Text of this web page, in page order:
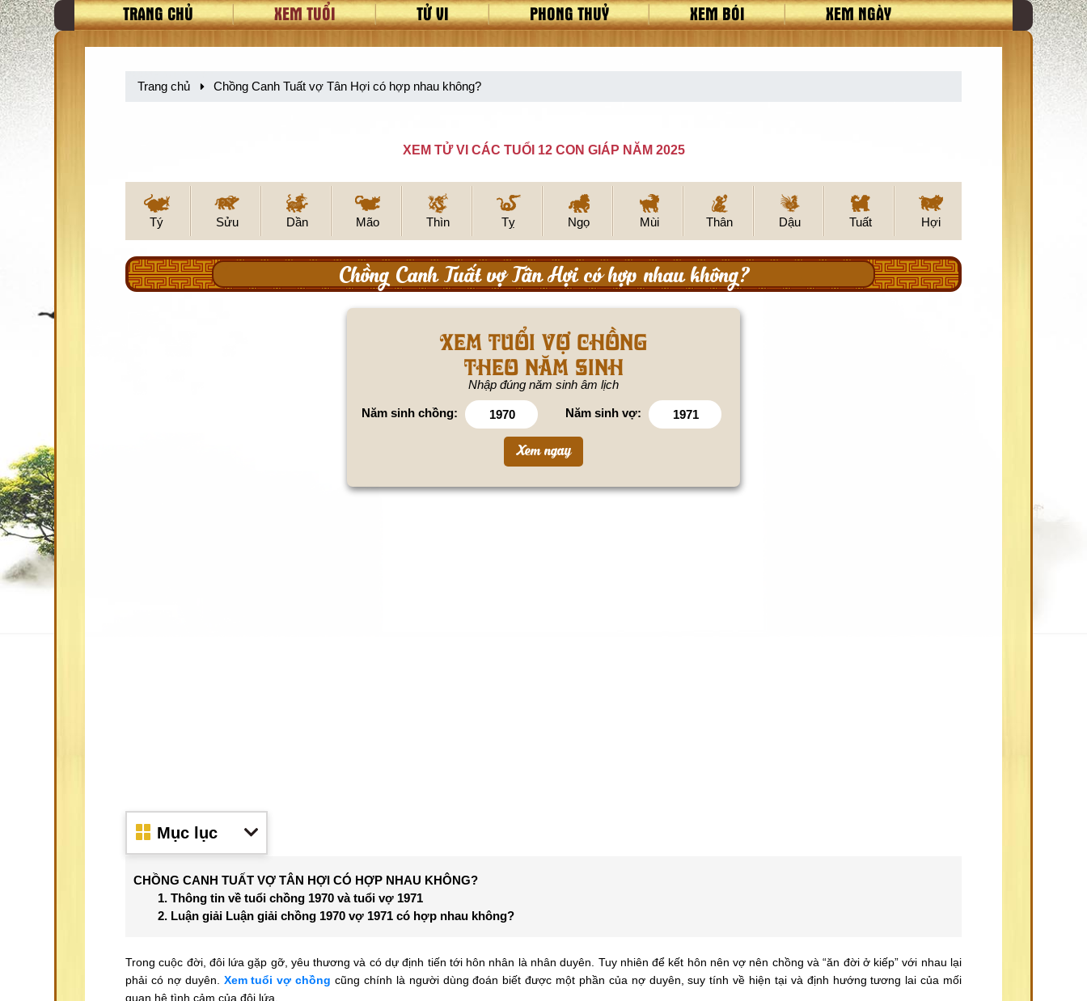
TRANG CHỦ XEM TUỔI TỬ VI PHONG THUỶ XEM BÓI XEM NGÀY
Trang chủ Chồng Canh Tuất vợ Tân Hợi có hợp nhau không?
XEM TỬ VI CÁC TUỔI 12 CON GIÁP NĂM 2025
Tý Sửu Dần Mão Thìn Tỵ Ngọ Mùi Thân Dậu Tuất Hợi
Chồng Canh Tuất vợ Tân Hợi có hợp nhau không?
Xem tuổi vợ chồng
theo năm sinh
Nhập đúng năm sinh âm lịch
Năm sinh chồng: Năm sinh vợ:
Mục lục
CHỒNG CANH TUẤT VỢ TÂN HỢI CÓ HỢP NHAU KHÔNG?
1. Thông tin về tuổi chồng 1970 và tuổi vợ 1971
2. Luận giải Luận giải chồng 1970 vợ 1971 có hợp nhau không?
Trong cuộc đời, đôi lứa gặp gỡ, yêu thương và có dự định tiến tới hôn nhân là nhân duyên. Tuy nhiên để kết hôn nên vợ nên chồng và “ăn đời ở kiếp” với nhau lại
phải có nợ duyên. Xem tuổi vợ chồng cũng chính là người dùng đoán biết được một phần của nợ duyên, suy tính về hiện tại và định hướng tương lai của mối
quan hệ tình cảm của đôi lứa.